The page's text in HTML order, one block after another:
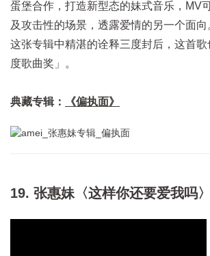
蛋堡合作，打造新型态的妹式音乐，MV
及攻击性的场景，透露爱情的另一个面
这张专辑中精湛的诠释三度封后，这首
度歌曲奖」。
典藏专辑： 《偏执面》
19. 张惠妹〈这样你还要爱我吗